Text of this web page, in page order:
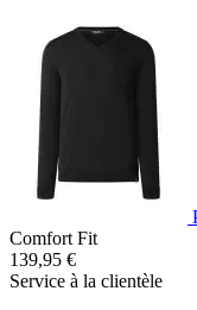
Comfort Fit
139,95 €
Service à la clientèle